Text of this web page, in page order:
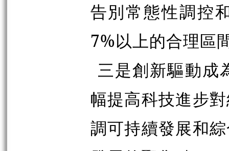
告別常態性調控
7%以上的合理區
三是創新驅動成
幅提高科技進步
調可持續發展和